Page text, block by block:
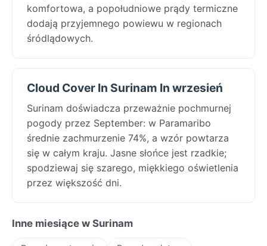
komfortowa, a popołudniowe prądy termiczne
dodają przyjemnego powiewu w regionach
śródlądowych.
Cloud Cover In Surinam In wrzesień
Surinam doświadcza przeważnie pochmurnej
pogody przez September: w Paramaribo
średnie zachmurzenie 74%, a wzór powtarza
się w całym kraju. Jasne słońce jest rzadkie;
spodziewaj się szarego, miękkiego oświetlenia
przez większość dni.
Inne miesiące w Surinam